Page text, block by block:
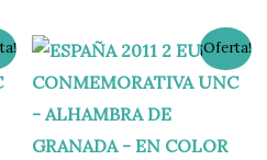
¡Oferta!
El
precio
original
15,00 €.
El
precio
actual
12,95 €.